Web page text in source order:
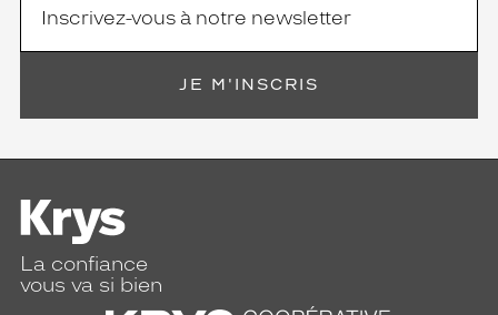
JE M'INSCRIS
La confiance
vous va si bien